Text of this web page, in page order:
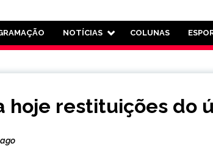
105.3
NOTÍCIAS COLUNAS
hoje restituições do